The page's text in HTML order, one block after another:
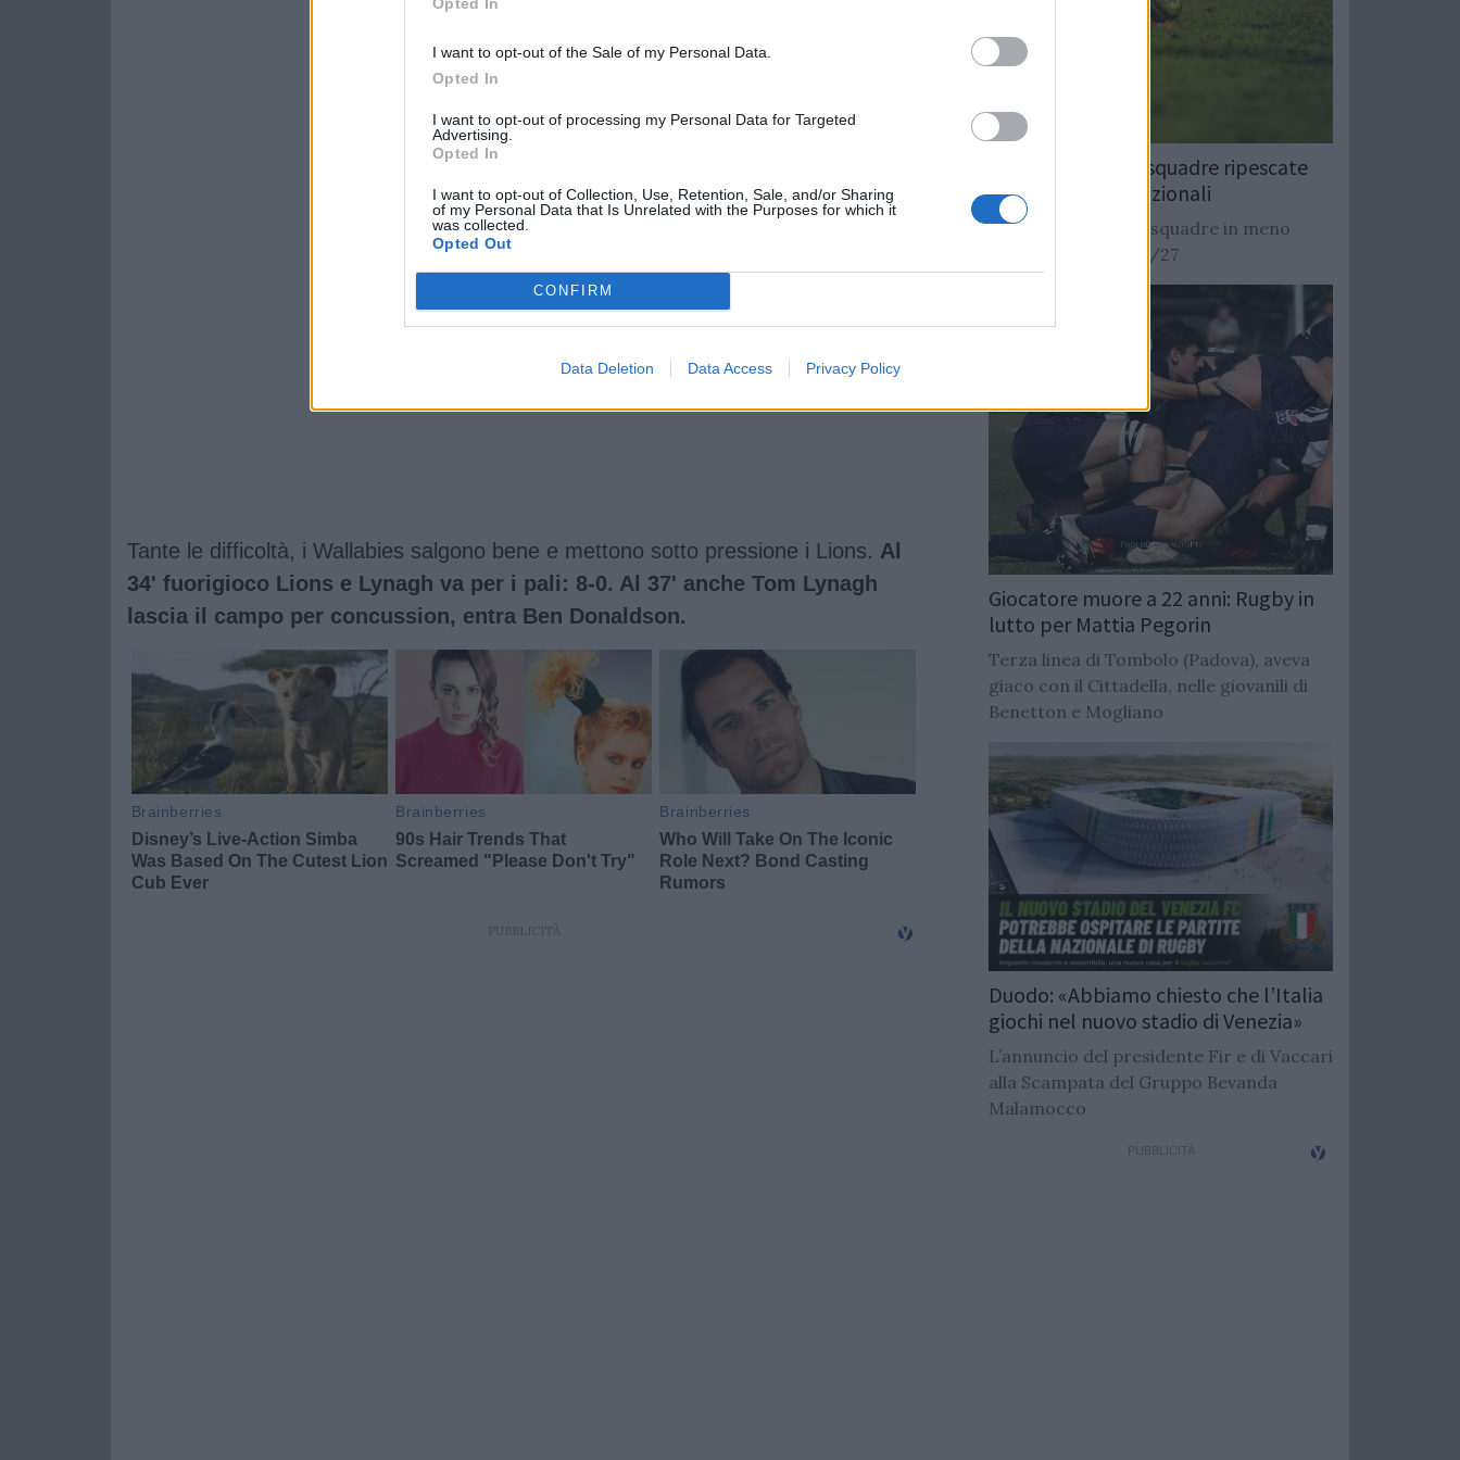
I want to opt-out of the Sale of my Personal Data.
Opted In
I want to opt-out of processing my Personal Data for Targeted
Advertising.
Opted In
I want to opt-out of Collection, Use, Retention, Sale, and/or Sharing
of my Personal Data that Is Unrelated with the Purposes for which it
was collected.
Opted Out
CONFIRM
Data Deletion Data Access Privacy Policy
Tante le difficoltà, i Wallabies salgono bene e mettono sotto pressione i Lions. Al
34' fuorigioco Lions e Lynagh va per i pali: 8-0. Al 37' anche Tom Lynagh
lascia il campo per concussion, entra Ben Donaldson.
Rugby: Record di squadre ripescate
nei campionati nazionali
Si stimano oltre 20 squadre in meno
dalla stagione 2026/27
Giocatore muore a 22 anni: Rugby in
lutto per Mattia Pegorin
Terza linea di Tombolo (Padova), aveva
giaco con il Cittadella, nelle giovanili di
Benetton e Mogliano
Duodo: «Abbiamo chiesto che l’Italia
giochi nel nuovo stadio di Venezia»
L’annuncio del presidente Fir e di Vaccari
alla Scampata del Gruppo Bevanda
Malamocco